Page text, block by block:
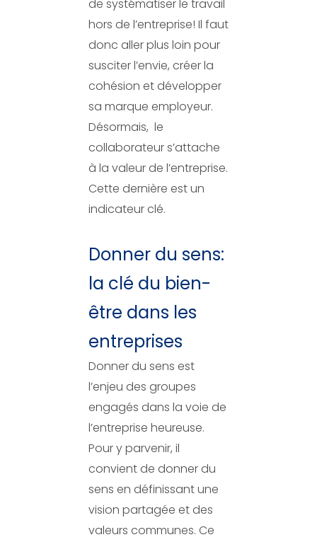
de systématiser le travail
hors de l’entreprise! Il faut
donc aller plus loin pour
susciter l’envie, créer la
cohésion et développer
sa marque employeur.
Désormais, le
collaborateur s’attache
à la valeur de l’entreprise.
Cette dernière est un
indicateur clé.
Donner du sens:
la clé du bien-
être dans les
entreprises
Donner du sens est
l’enjeu des groupes
engagés dans la voie de
l’entreprise heureuse.
Pour y parvenir, il
convient de donner du
sens en définissant une
vision partagée et des
valeurs communes. Ce